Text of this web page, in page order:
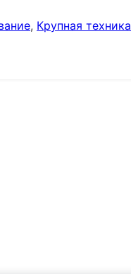
, Крупная техника